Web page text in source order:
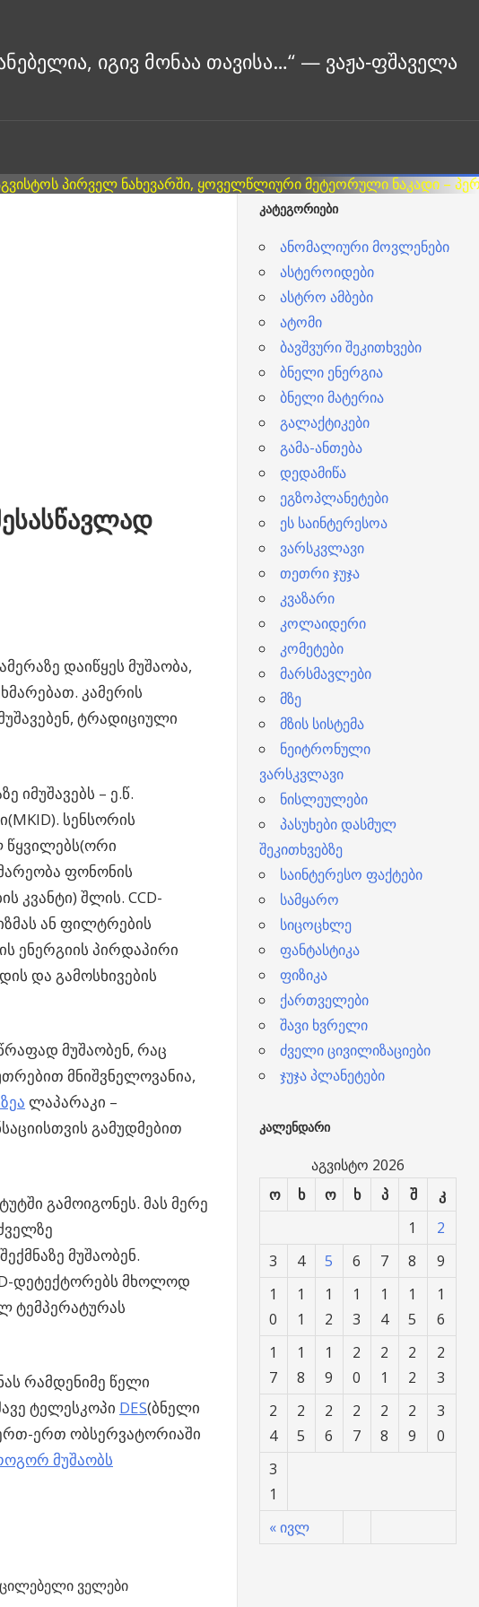
დაიწყეს მუშაობა,
კამერის
ტრადიციული
იმუშავებს – ე.წ.
სენსორის
წყვილებს(ორი
ფონონის
კვანტი) შლის. CCD-
ან ფილტრების
ენერგიის პირდაპირი
და გამოსხივების
მუშაობენ, რაც
მნიშვნელოვანია,
ლაპარაკი –
გამუდმებით
გამოიგონეს. მას მერე
მუშაობენ.
დეტექტორებს მხოლოდ
ტემპერატურას
რამდენიმე წელი
ტელესკოპი DES(ბნელი
ერთ ობსერვატორიაში
მუშაობს
ველები
ᲙᲐᲢᲔᲒᲝᲠᲘᲔᲑᲘ
ანომალიური მოვლენები
ასტეროიდები
ასტრო ამბები
ატომი
ბავშვური შეკითხვები
ბნელი ენერგია
ბნელი მატერია
გალაქტიკები
გამა-ანთება
დედამიწა
ეგზოპლანეტები
ეს საინტერესოა
ვარსკვლავი
თეთრი ჯუჯა
კვაზარი
კოლაიდერი
კომეტები
მარსმავლები
მზე
მზის სისტემა
ნეიტრონული
ვარსკვლავი
ნისლეულები
პასუხები დასმულ
შეკითხვებზე
საინტერესო ფაქტები
სამყარო
სიცოცხლე
ფანტასტიკა
ფიზიკა
ქართველები
შავი ხვრელი
ძველი ცივილიზაციები
ჯუჯა პლანეტები
ᲙᲐᲚᲔᲜᲓᲐᲠᲘ
აგვისტო 2026
ო
ხ ო ხ პ შ კ
« ივლ
1
2
3
4 5 6 7 8
9
1
0
1
1
1
2
1
3
1
4
1
5
1
6
1
7
1
8
1
9
2
0
2
1
2
2
2
3
2
4
2
5
2
6
2
7
2
8
2
9
3
0
3
1